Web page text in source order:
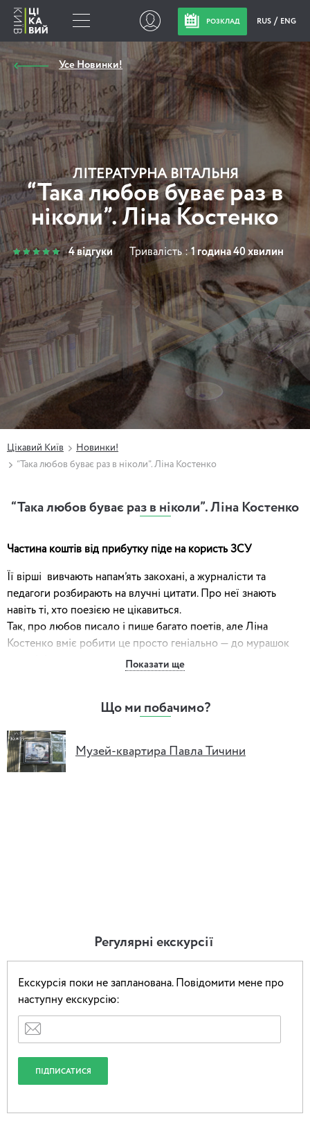
РОЗКЛАД RUS ENG
Усе Новинки!
ЛІТЕРАТУРНА ВІТАЛЬНЯ
“Така любов буває раз в
ніколи”. Ліна Костенко
4 відгуки Тривалість :1 година 40 хвилин
Цікавий Київ
Новинки!
“Така любов буває раз в ніколи”. Ліна Костенко
“Така любов буває раз в ніколи”. Ліна Костенко
Частина коштів від прибутку піде на користь ЗСУ
Її вірші вивчають напам’ять закохані, а журналісти та
педагоги розбирають на влучні цитати. Про неї знають
навіть ті, хто поезією не цікавиться.
Так, про любов писало і пише багато поетів, але Ліна
Костенко вміє робити це просто геніально — до мурашок
Будуть вірші і музика, музика і вірші.
І розмова про кохання, яке надихає жінку творити таку
неймовірну поетичну красу!
заслужена артистка України Ганна Бубнова;
капели ім. Л.М. Ревуцького, лауреат міжнародних
конкурсів – Анна Зарецька.
Кілька романсів спеціально для цієї зустрічі написав
заслужений діяч мистецтв України Юрій Шевченко
(володар найбільшої кількості премій «Київська
пектораль», автор музики до багатьох кінофільмів і
Показати ще
Що ми побачимо?
Музей-квартира Павла Тичини
Регулярні екскурсії
Екскурсія поки не запланована.
Повідомити мене про
наступну екскурсію: